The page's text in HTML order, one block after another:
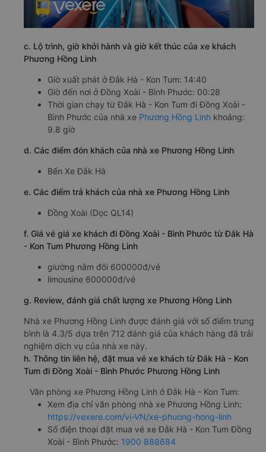
c. Lộ trình, giờ khởi hành và giờ kết thúc của xe khách
Phương Hồng Linh
Giờ xuất phát ở Đắk Hà - Kon Tum: 14:40
Giờ đến nơi ở Đồng Xoài - Bình Phước: 00:28
Thời gian chạy từ Đắk Hà - Kon Tum đi Đồng Xoài -
Bình Phước của nhà xe Phương Hồng Linh khoảng:
9.8 giờ
d. Các điểm đón khách của nhà xe Phương Hồng Linh
Bến Xe Đắk Hà
e. Các điểm trả khách của nhà xe Phương Hồng Linh
Đồng Xoài (Dọc QL14)
f. Giá vé giá xe khách đi Đồng Xoài - Bình Phước từ Đắk Hà
- Kon Tum Phương Hồng Linh
giường nằm đôi 600000đ/vé
limousine 600000đ/vé
g. Review, đánh giá chất lượng xe Phương Hồng Linh
Nhà xe Phương Hồng Linh được đánh giá với số điểm trung
bình là 4.3/5 dựa trên 712 đánh giá của khách hàng đã trải
nghiệm dịch vụ của nhà xe này.
h. Thông tin liên hệ, đặt mua vé xe khách từ Đắk Hà - Kon
Tum đi Đồng Xoài - Bình Phước Phương Hồng Linh
Văn phòng xe Phương Hồng Linh ở Đắk Hà - Kon Tum:
Xem địa chỉ văn phòng nhà xe Phương Hồng Linh:
https://vexere.com/vi-VN/xe-phuong-hong-linh
Số điện thoại đặt mua vé xe Đắk Hà - Kon Tum Đồng
Xoài - Bình Phước: 1900 888684